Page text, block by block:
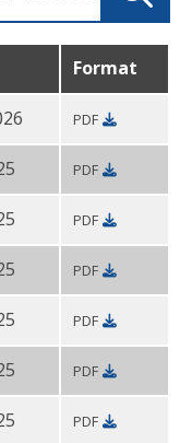
Format
2 PDF
PDF
2 - Résumé
PDF
d'action du
PDF
d'action du
PDF
d'action du
PDF
d'action du
PDF
d'action du
PDF